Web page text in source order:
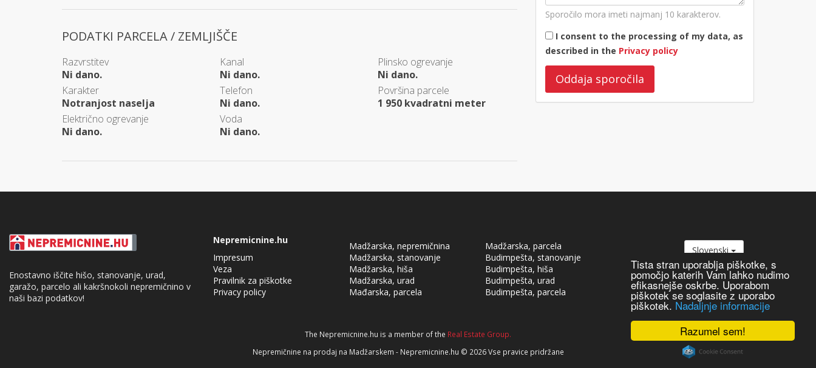
Razumel sem!
Tista stran uporablja piškotke, s
pomočjo katerih Vam lahko nudimo
efikasnejše oskrbe. Uporabom
piškotek se soglasite z uporabo
piškotek. Nadaljnje informacije
Cookie Consent plugin for the EU cookie law
Sporočilo mora imeti najmanj 10 karakterov.
I consent to the processing of my data, as
described in the Privacy policy
Oddaja sporočila
PODATKI PARCELA / ZEMLJIŠČE
Razvrstitev
Ni dano.
Kanal
Ni dano.
Plinsko ogrevanje
Ni dano.
Karakter
Notranjost naselja
Telefon
Ni dano.
Površina parcele
1 950 kvadratni meter
Električno ogrevanje
Ni dano.
Voda
Ni dano.
Enostavno iščite hišo, stanovanje, urad,
garažo, parcelo ali kakršnokoli nepremičnino v
naši bazi podatkov!
Nepremicnine.hu
Impresum
Veza
Pravilnik za piškotke
Privacy policy
Madžarska, nepremičnina
Madžarska, stanovanje
Madžarska, hiša
Madžarska, urad
Mađarska, parcela
Madžarska, parcela
Budimpešta, stanovanje
Budimpešta, hiša
Budimpešta, urad
Budimpešta, parcela
Slovenski
The Nepremicnine.hu is a member of the Real Estate Group.
Nepremičnine na prodaj na Madžarskem - Nepremicnine.hu © 2026 Vse pravice pridržane